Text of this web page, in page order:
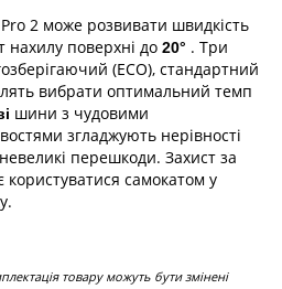
2 може розвивати швидкість
нахилу поверхні до 20° . Три
(ECO), стандартний
вибрати оптимальний темп
шини з чудовими
згладжують нерівності
перешкоди. Захист за
користуватися самокатом у
товару можуть бути змінені